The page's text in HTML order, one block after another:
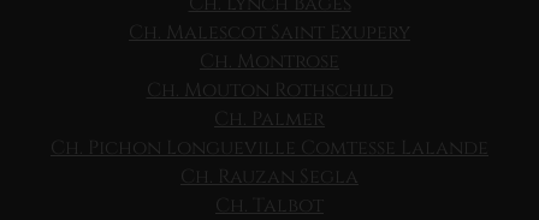
Ch. Malescot Saint Exupery
Ch. Montrose
Ch. Mouton Rothschild
Ch. Palmer
Ch. Pichon Longueville Comtesse Lalande
Ch. Rauzan Segla
Ch. Talbot